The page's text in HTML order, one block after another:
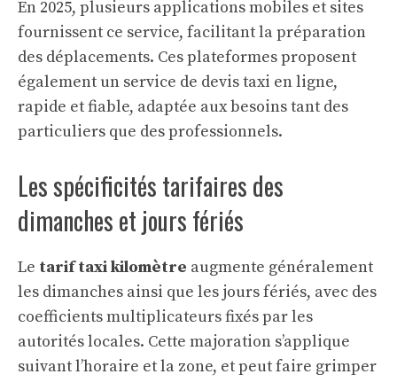
En 2025, plusieurs applications mobiles et sites
fournissent ce service, facilitant la préparation
des déplacements. Ces plateformes proposent
également un service de devis taxi en ligne,
rapide et fiable, adaptée aux besoins tant des
particuliers que des professionnels.
Les spécificités tarifaires des
dimanches et jours fériés
Le tarif taxi kilomètre augmente généralement
les dimanches ainsi que les jours fériés, avec des
coefficients multiplicateurs fixés par les
autorités locales. Cette majoration s’applique
suivant l’horaire et la zone, et peut faire grimper